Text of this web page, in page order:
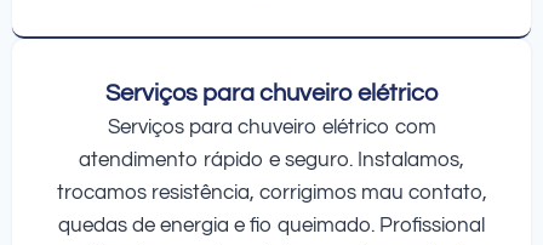
Serviços para chuveiro elétrico
Serviços para chuveiro elétrico com
atendimento rápido e seguro. Instalamos,
trocamos resistência, corrigimos mau contato,
quedas de energia e fio queimado. Profissional